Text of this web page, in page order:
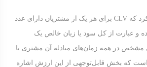
به این نکته باید توجه کرد که CLV برای هر یک از مشتریان دارای عدد
و عبارت از کل سود یا زیان خالص یک
در همه زمان‌های مبادله آن مشتری با
که بخش قابل‌توجهی از این ارزش اشاره